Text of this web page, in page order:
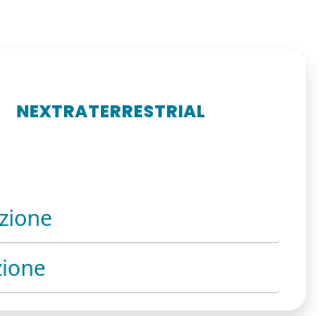
NEXTRATERRESTRIAL